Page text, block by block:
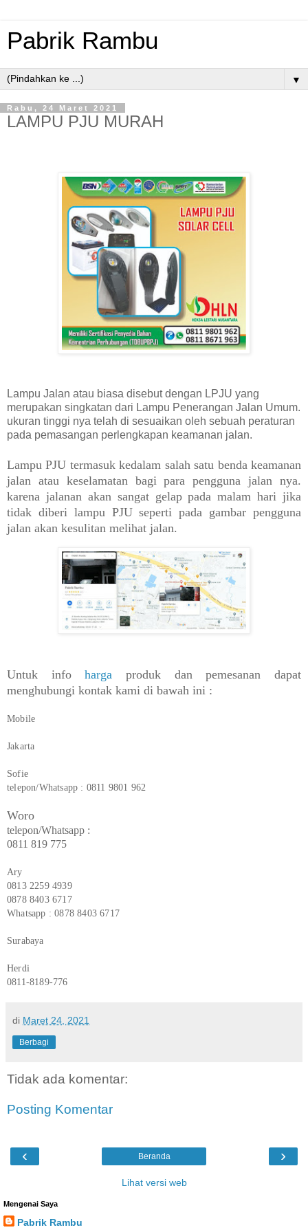
Pabrik Rambu
▼
Rabu, 24 Maret 2021
LAMPU PJU MURAH
Lampu Jalan atau biasa disebut dengan LPJU yang
merupakan singkatan dari Lampu Penerangan Jalan Umum.
ukuran tinggi nya telah di sesuaikan oleh sebuah peraturan
pada pemasangan perlengkapan keamanan jalan.
Lampu PJU termasuk kedalam salah satu benda keamanan
jalan atau keselamatan bagi para pengguna jalan nya.
karena jalanan akan sangat gelap pada malam hari jika
tidak diberi lampu PJU seperti pada gambar pengguna
jalan akan kesulitan melihat jalan.
Untuk infoharga produk dan pemesanan dapat
menghubungi kontak kami di bawah ini :
Mobile
Jakarta
Sofie
telepon/Whatsapp : 0811 9801 962
Woro
telepon/Whatsapp :
0811 819 775
Ary
0813 2259 4939
0878 8403 6717
Whatsapp : 0878 8403 6717
Surabaya
Herdi
0811-8189-776
di Maret 24, 2021
Berbagi
Tidak ada komentar:
Posting Komentar
‹ ›
Beranda
Lihat versi web
Mengenai Saya
Pabrik Rambu